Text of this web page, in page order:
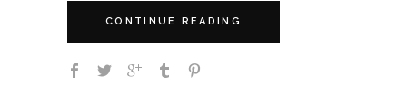
CONTINUE READING